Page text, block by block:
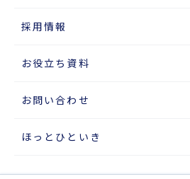
採用情報
お役立ち資料
お問い合わせ
ほっとひといき